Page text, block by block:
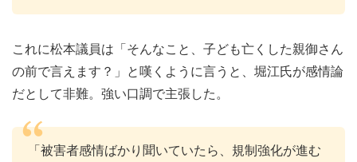
これに松本議員は「そんなこと、子ども亡くした親御さん
の前で言えます？」と嘆くように言うと、堀江氏が感情論
だとして非難。強い口調で主張した。
「被害者感情ばかり聞いていたら、規制強化が進む